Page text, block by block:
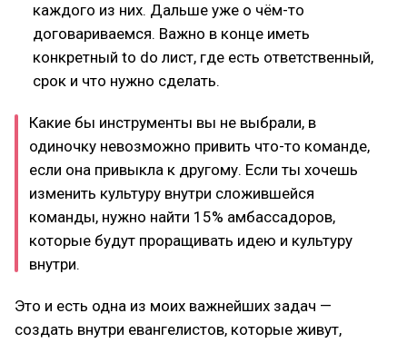
каждого из них. Дальше уже о чём-то
договариваемся. Важно в конце иметь
конкретный to do лист, где есть ответственный,
срок и что нужно сделать.
Какие бы инструменты вы не выбрали, в
одиночку невозможно привить что-то команде,
если она привыкла к другому. Если ты хочешь
изменить культуру внутри сложившейся
команды, нужно найти 15% амбассадоров,
которые будут проращивать идею и культуру
внутри.
Это и есть одна из моих важнейших задач —
создать внутри евангелистов, которые живут,